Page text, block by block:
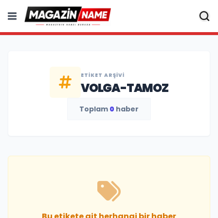
ETIKET ARŞIVI
VOLGA-TAMOZ
Toplam 0 haber